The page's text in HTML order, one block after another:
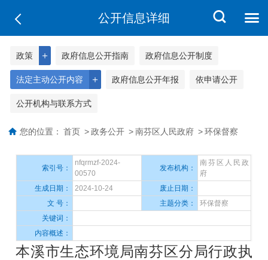
公开信息详细
＋
政策 政府信息公开指南 政府信息公开制度
＋
法定主动公开内容 政府信息公开年报 依申请公开
公开机构与联系方式
您的位置： 首页 > 政务公开 > 南芬区人民政府 > 环保督察
索引号：
nfqrmzf-2024-
00570
发布机构：
南芬区人民政
府
生成日期：
2024-10-24
废止日期：
文 号：
主题分类：
环保督察
关键词：
内容概述：
本溪市生态环境局南芬区分局行政执